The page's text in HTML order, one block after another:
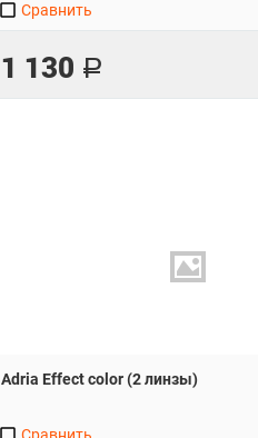
1 130 Р
Сравнить
Adria Effect color (2 линзы)